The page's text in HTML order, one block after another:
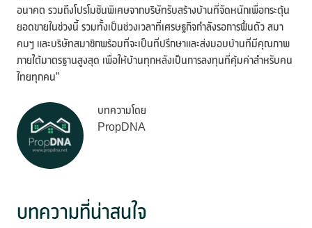
อนาคต รวมถึงโปรโมชันพิเศษจากบริษัทรับสร้างบ้านที่จัดหนักเพื่อกระตุ้น
ยอดขายในช่วงนี้ รวมทั้งเป็นช่วงเวลาที่เศรษฐกิจกำลังรอการฟื้นตัว สมา
คมฯ และบริษัทสมาชิกพร้อมที่จะเป็นที่ปรึกษาและส่งมอบบ้านที่มีคุณภาพ
ภายใต้มาตรฐานสูงสุด เพื่อให้บ้านทุกหลังเป็นการลงทุนที่คุ้มค่าสำหรับคน
ไทยทุกคน”
บทความโดย
PropDNA
บทความที่น่าสนใจ